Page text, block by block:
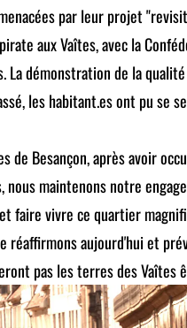
par leur projet
aux Vaîtes, avec la
La démonstration de la
les habitant.es ont pu se
de Besançon, après avoir
nous maintenons notre
faire vivre ce quartier
aujourd'hui et
pas les terres des Vaîtes